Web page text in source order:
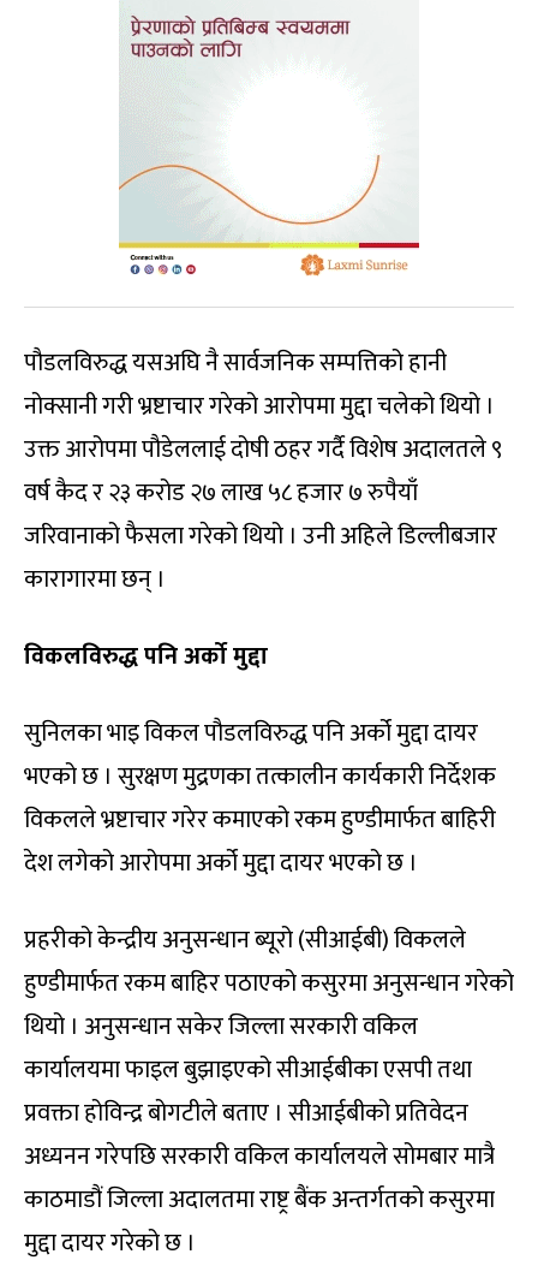
पौडलविरुद्ध यसअघि नै सार्वजनिक सम्पत्तिको हानी
नोक्सानी गरी भ्रष्टाचार गरेको आरोपमा मुद्दा चलेको थियो ।
उक्त आरोपमा पौडेललाई दोषी ठहर गर्दै विशेष अदालतले ९
वर्ष कैद र २३ करोड २७ लाख ५८ हजार ७ रुपैयाँ
जरिवानाको फैसला गरेको थियो । उनी अहिले डिल्लीबजार
कारागारमा छन् ।
विकलविरुद्ध पनि अर्को मुद्दा
सुनिलका भाइ विकल पौडलविरुद्ध पनि अर्को मुद्दा दायर
भएको छ । सुरक्षण मुद्रणका तत्कालीन कार्यकारी निर्देशक
विकलले भ्रष्टाचार गरेर कमाएको रकम हुण्डीमार्फत बाहिरी
देश लगेको आरोपमा अर्को मुद्दा दायर भएको छ ।
प्रहरीको केन्द्रीय अनुसन्धान ब्यूरो (सीआईबी) विकलले
हुण्डीमार्फत रकम बाहिर पठाएको कसुरमा अनुसन्धान गरेको
थियो । अनुसन्धान सकेर जिल्ला सरकारी वकिल
कार्यालयमा फाइल बुझाइएको सीआईबीका एसपी तथा
प्रवक्ता होविन्द्र बोगटीले बताए । सीआईबीको प्रतिवेदन
अध्यनन गरेपछि सरकारी वकिल कार्यालयले सोमबार मात्रै
काठमाडौं जिल्ला अदालतमा राष्ट्र बैंक अन्तर्गतको कसुरमा
मुद्दा दायर गरेको छ ।